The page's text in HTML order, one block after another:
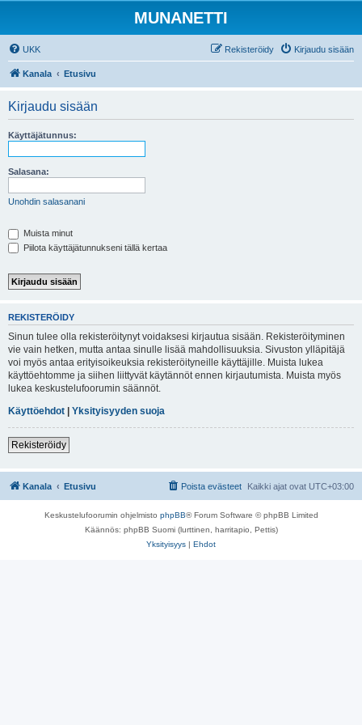
MUNANETTI
UKK Kirjaudu sisään
Rekisteröidy
Kanala Etusivu
Kirjaudu sisään
Käyttäjätunnus:
Salasana:
Unohdin salasanani
Muista minut
Piilota käyttäjätunnukseni tällä kertaa
REKISTERÖIDY
Sinun tulee olla rekisteröitynyt voidaksesi kirjautua sisään. Rekisteröityminen
vie vain hetken, mutta antaa sinulle lisää mahdollisuuksia. Sivuston ylläpitäjä
voi myös antaa erityisoikeuksia rekisteröityneille käyttäjille. Muista lukea
käyttöehtomme ja siihen liittyvät käytännöt ennen kirjautumista. Muista myös
lukea keskustelufoorumin säännöt.
Käyttöehdot | Yksityisyyden suoja
Rekisteröidy
Kanala Etusivu Kaikki ajat ovat UTC+03:00
Poista evästeet
Keskustelufoorumin ohjelmisto phpBB® Forum Software © phpBB Limited
Käännös: phpBB Suomi (lurttinen, harritapio, Pettis)
Yksityisyys | Ehdot